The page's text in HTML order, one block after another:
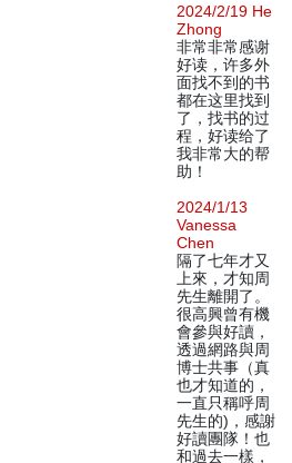
2024/2/19 He
Zhong
非常非常感谢
好读，许多外
面找不到的书
都在这里找到
了，找书的过
程，好读给了
我非常大的帮
助！
2024/1/13
Vanessa
Chen
隔了七年才又
上來，才知周
先生離開了。
很高興曾有機
會參與好讀，
透過網路與周
博士共事（真
也才知道的，
一直只稱呼周
先生的)，感謝
好讀團隊！也
和過去一樣，